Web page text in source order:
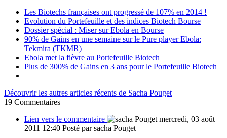
Les Biotechs françaises ont progressé de 107% en 2014 !
Evolution du Portefeuille et des indices Biotech Bourse
Dossier spécial : Miser sur Ebola en Bourse
90% de Gains en une semaine sur le Pure player Ebola:
Tekmira (TKMR)
Ebola met la fièvre au Portefeuille Biotech
Plus de 300% de Gains en 3 ans pour le Portefeuille Biotech
Découvrir les autres articles récents de Sacha Pouget
19 Commentaires
Lien vers le commentaire
mercredi, 03 août
2011 12:40 Posté par sacha Pouget